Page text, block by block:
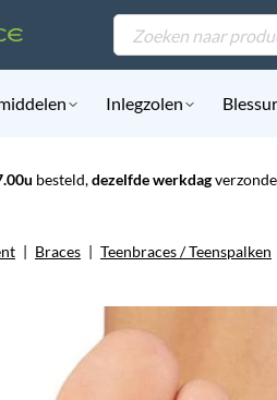
Products
search
Inlegzolen
besteld,dezelfde werkdag
| Braces | Teenbraces / Teenspalken